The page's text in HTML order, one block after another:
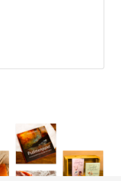
het dienen van
zijn en
spoor van
met migranten